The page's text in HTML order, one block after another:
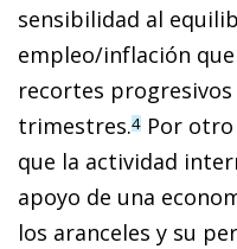
sensibilidad al
empleo/inflación
recortes
trimestres.4 Por
que la actividad
apoyo de una
los aranceles y su